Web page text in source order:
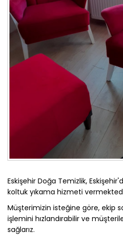
Eskişehir Doğa Temizlik,
koltuk yıkama hizmeti
Müşterimizin isteğine göre, ekip
işlemini hızlandırabilir ve
sağlarız.